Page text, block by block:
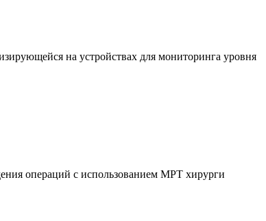
на устройствах для мониторинга уровня
операций с использованием МРТ хирурги